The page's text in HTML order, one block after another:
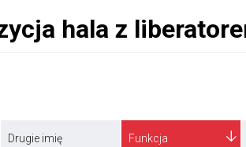
Drugie imię Funkcja